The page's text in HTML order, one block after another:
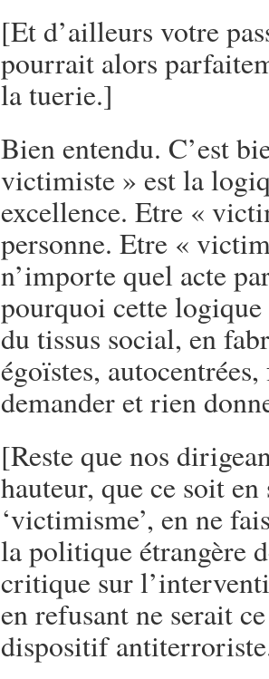
[Et d’ailleurs votre
pourrait alors
la tuerie.]
Bien entendu. C’est
victimiste » est la
excellence. Etre «
personne. Etre «
n’importe quel acte
pourquoi cette
du tissus social, en
égoïstes,
demander et rien
[Reste que nos
hauteur, que ce soit
‘victimisme’, en ne
la politique étrangère
critique sur
en refusant ne serait
dispositif